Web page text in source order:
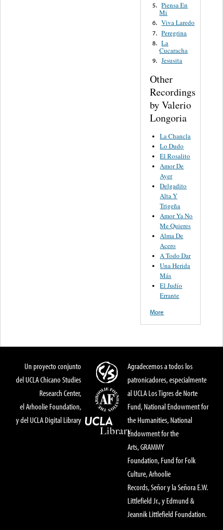
5. Piensa En
Mi
6. Viva Laredo
7. Peregrina
8. La
Cucaracha
9. Jesusita
Other
Recordings
by Valerio
Longoria
La Chancla
Lo Dudo
El Rosalito
Amor De
Ayer
Delgadito
Alta Y
Trigeña
Amor Ya No
Me Quieres
Alma De
Acero
A Todo Dar
Una Herida
Más
El Judío
Errante
More
Un proyecto conjunto
del UCLA Chicano Studies
Research Center,
el Arhoolie Foundation,
y del UCLA Digital Library
Agradecemos a todos los
patronicadores, especialmente
al UCLA Los Tigres de Norte
Fund, National Endowment for
the Humanities, National
Endowment for the
Arts, GRAMMY
Foundation, Fund for Folk
Culture, Arhoolie
Records, Señor y la Señora E.W.
Littlefield Jr., y Edmund &
Jeannik Littlefield Foundation.